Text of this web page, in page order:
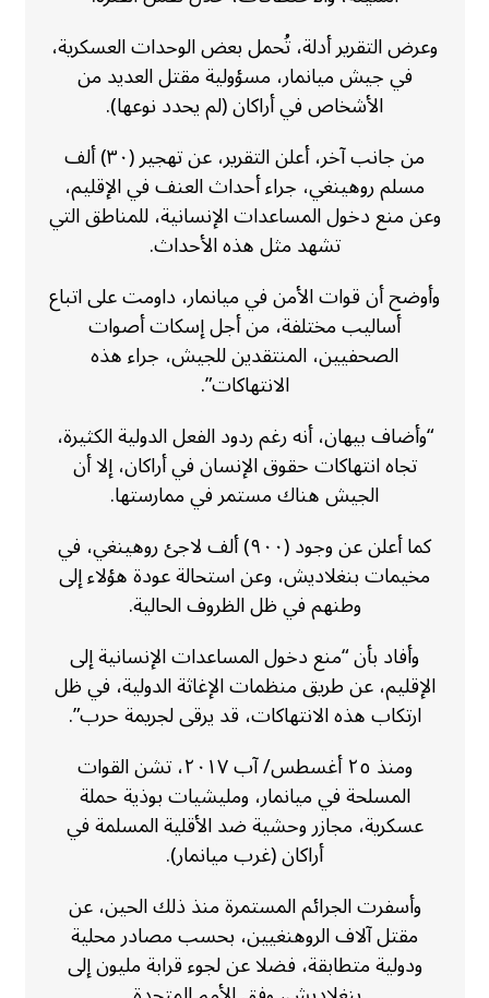
وعرض التقرير أدلة، تُحمل بعض الوحدات العسكرية،
في جيش ميانمار، مسؤولية مقتل العديد من
الأشخاص في أراكان (لم يحدد نوعها).
من جانب آخر، أعلن التقرير، عن تهجير (٣٠) ألف
مسلم روهينغي، جراء أحداث العنف في الإقليم،
وعن منع دخول المساعدات الإنسانية، للمناطق التي
تشهد مثل هذه الأحداث.
وأوضح أن قوات الأمن في ميانمار، داومت على اتباع
أساليب مختلفة، من أجل إسكات أصوات
الصحفيين، المنتقدين للجيش، جراء هذه
الانتهاكات”.
“وأضاف بيهان، أنه رغم ردود الفعل الدولية الكثيرة،
تجاه انتهاكات حقوق الإنسان في أراكان، إلا أن
الجيش هناك مستمر في ممارستها.
كما أعلن عن وجود (٩٠٠) ألف لاجئ روهينغي، في
مخيمات بنغلاديش، وعن استحالة عودة هؤلاء إلى
وطنهم في ظل الظروف الحالية.
وأفاد بأن “منع دخول المساعدات الإنسانية إلى
الإقليم، عن طريق منظمات الإغاثة الدولية، في ظل
ارتكاب هذه الانتهاكات، قد يرقى لجريمة حرب”.
ومنذ ٢٥ أغسطس/ آب ٢٠١٧، تشن القوات
المسلحة في ميانمار، ومليشيات بوذية حملة
عسكرية، مجازر وحشية ضد الأقلية المسلمة في
أراكان (غرب ميانمار).
وأسفرت الجرائم المستمرة منذ ذلك الحين، عن
مقتل آلاف الروهنغيين، بحسب مصادر محلية
ودولية متطابقة، فضلا عن لجوء قرابة مليون إلى